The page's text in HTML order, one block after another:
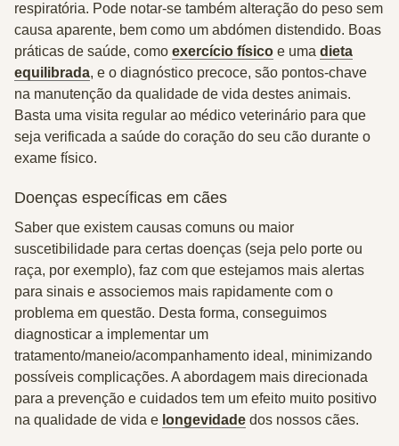
respiratória. Pode notar-se também alteração do peso sem
causa aparente, bem como um abdómen distendido. Boas
práticas de saúde, como exercício físico e uma dieta
equilibrada, e o diagnóstico precoce, são pontos-chave
na manutenção da qualidade de vida destes animais.
Basta uma visita regular ao médico veterinário para que
seja verificada a saúde do coração do seu cão durante o
exame físico.
Doenças específicas em cães
Saber que existem causas comuns ou maior
suscetibilidade para certas doenças (seja pelo porte ou
raça, por exemplo), faz com que estejamos mais alertas
para sinais e associemos mais rapidamente com o
problema em questão. Desta forma, conseguimos
diagnosticar a implementar um
tratamento/maneio/acompanhamento ideal, minimizando
possíveis complicações. A abordagem mais direcionada
para a prevenção e cuidados tem um efeito muito positivo
na qualidade de vida e longevidade dos nossos cães.